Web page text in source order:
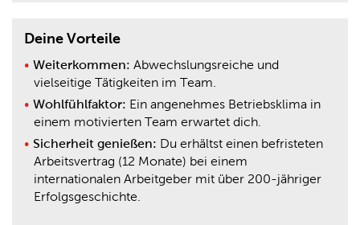
Deine Vorteile
Weiterkommen: Abwechslungsreiche und
vielseitige Tätigkeiten im Team.
Wohlfühlfaktor: Ein angenehmes Betriebsklima in
einem motivierten Team erwartet dich.
Sicherheit genießen: Du erhältst einen befristeten
Arbeitsvertrag (12 Monate) bei einem
internationalen Arbeitgeber mit über 200-jähriger
Erfolgsgeschichte.